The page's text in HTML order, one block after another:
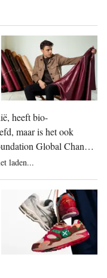
mediaplatforms als
heeft bio-
maar is het ook
Global Change
en begeleiding
laden...